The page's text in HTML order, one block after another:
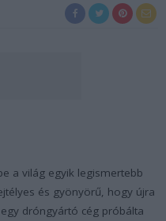
a világ egyik legismertebb
és gyönyörű, hogy újra
dróngyártó cég próbálta